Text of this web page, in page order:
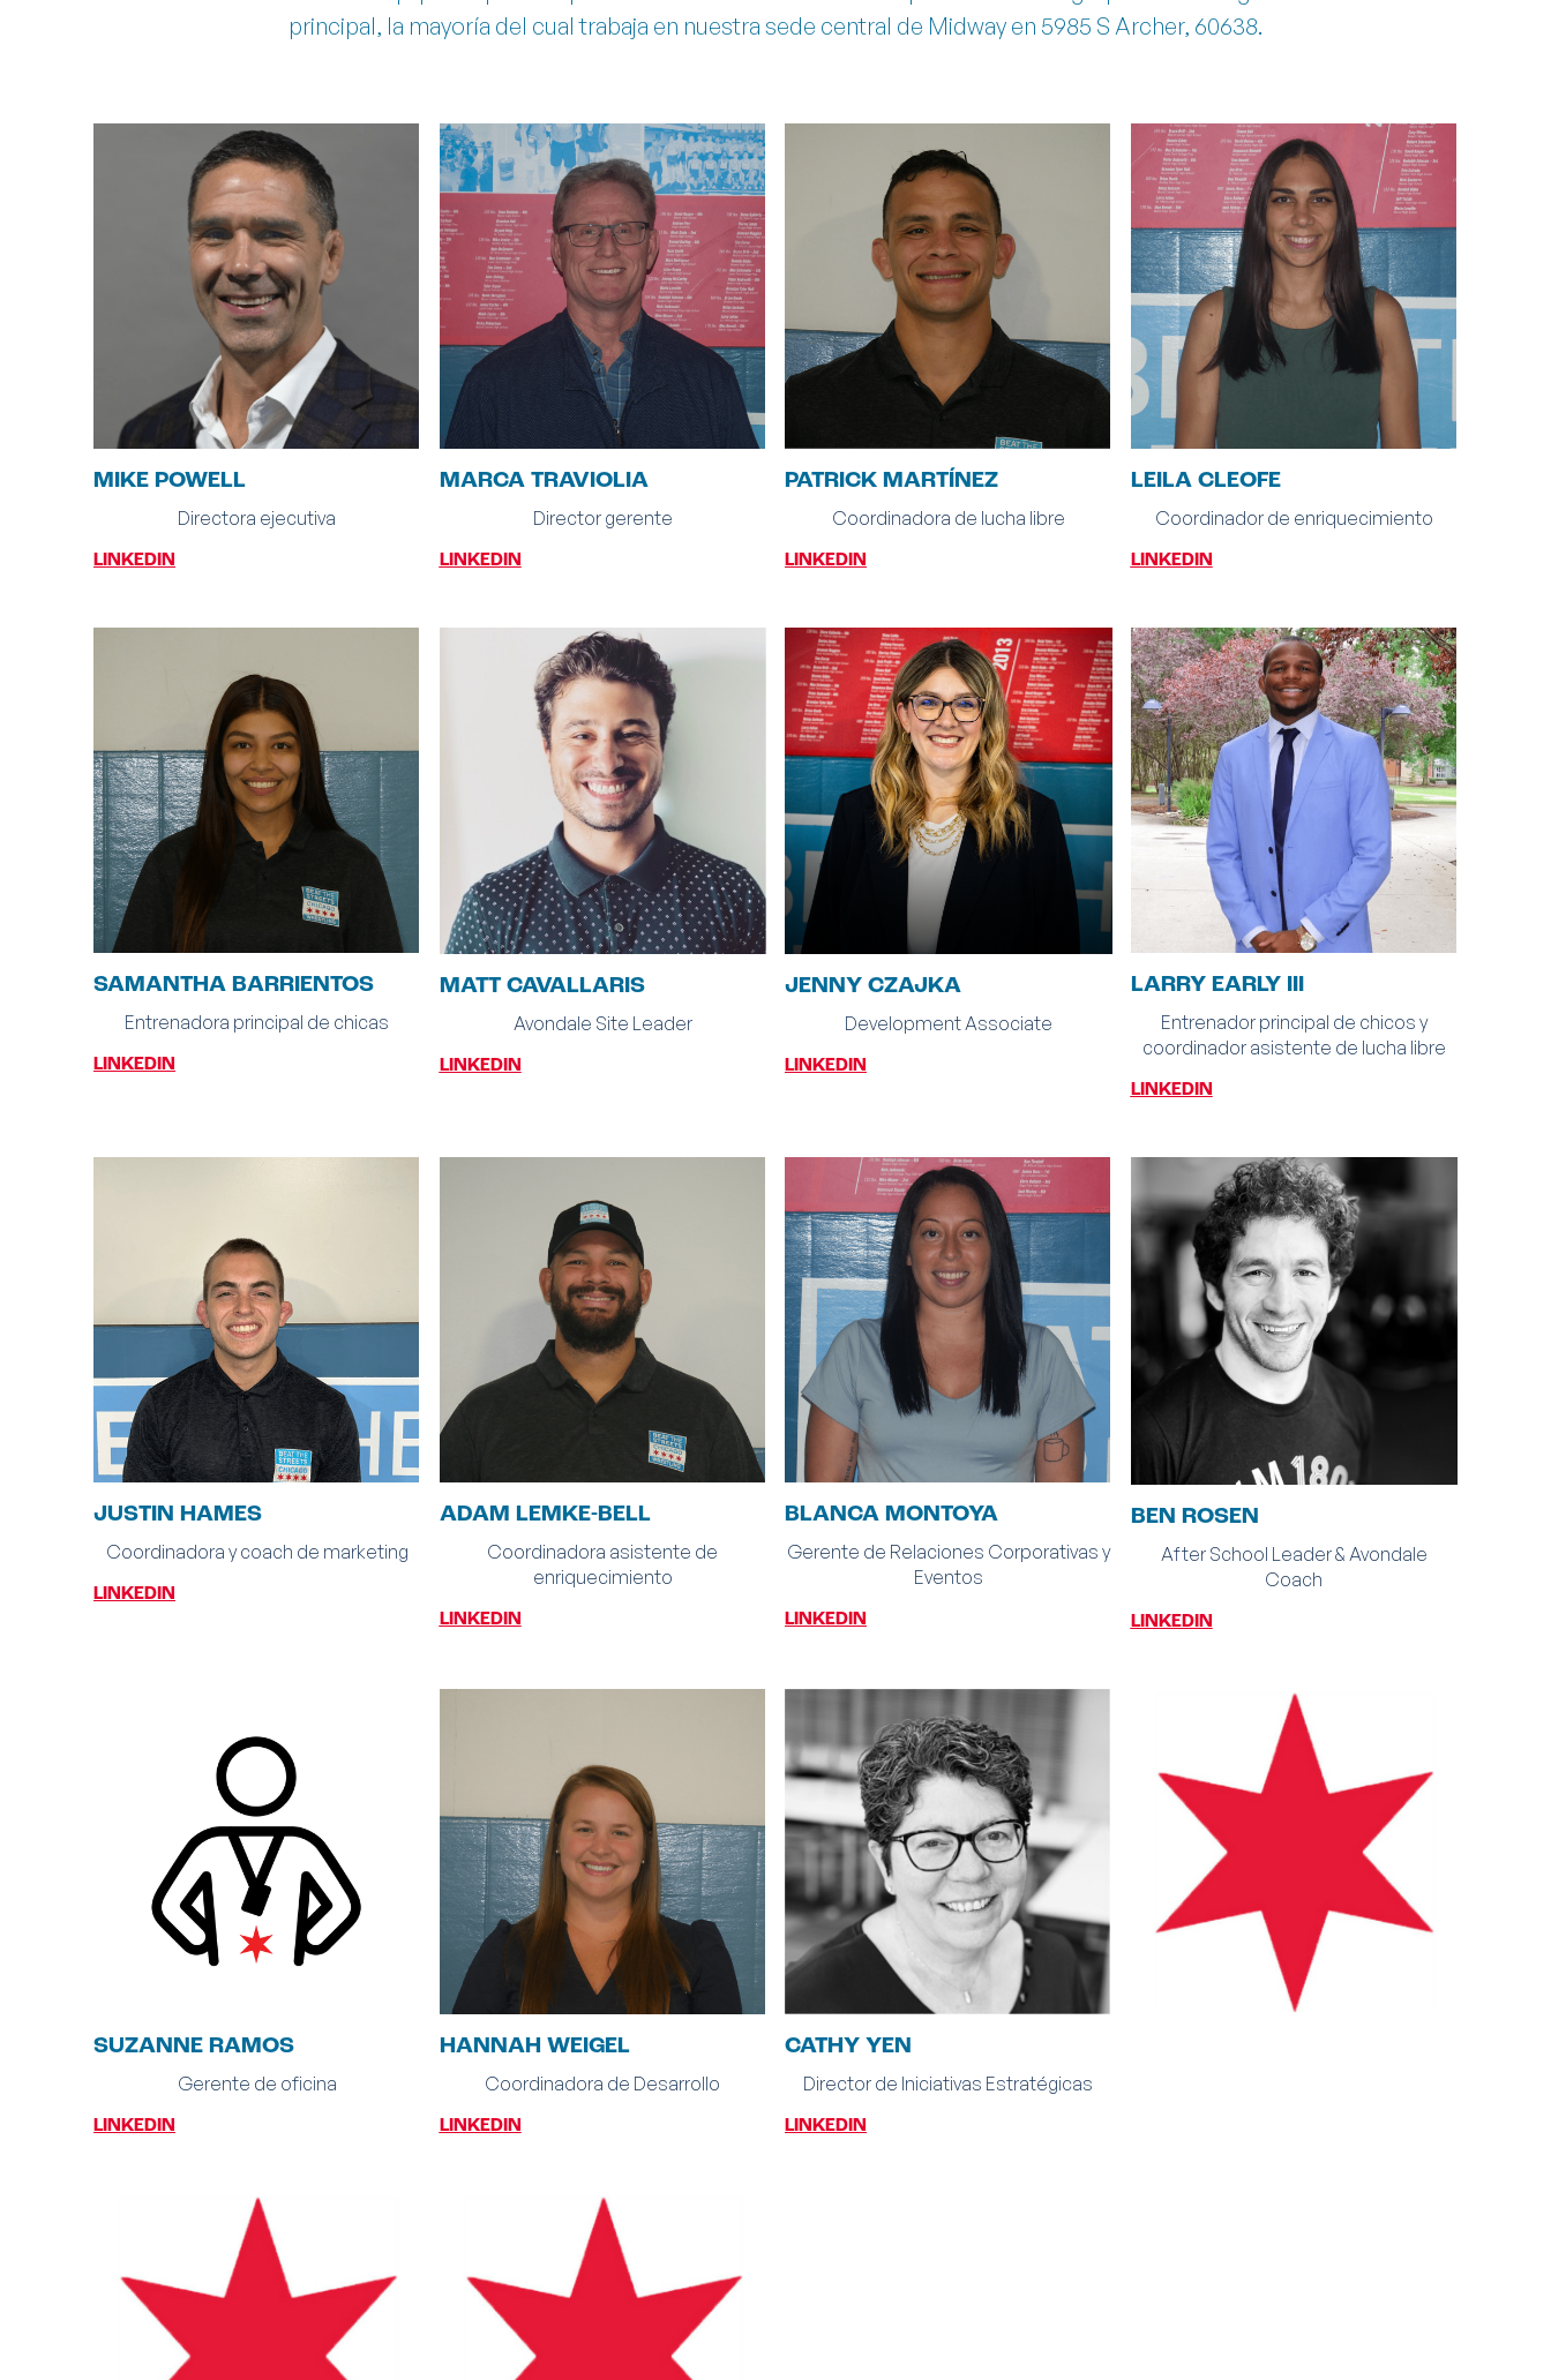
principal, la mayoría del cual trabaja en nuestra sede central de Midway en 5985 S Archer, 60638.
MIKE POWELL
Directora ejecutiva
LINKEDIN
MARCA TRAVIOLIA
Director gerente
LINKEDIN
PATRICK MARTÍNEZ
Coordinadora de lucha libre
LINKEDIN
LEILA CLEOFE
Coordinador de enriquecimiento
LINKEDIN
SAMANTHA BARRIENTOS
Entrenadora principal de chicas
LINKEDIN
MATT CAVALLARIS
Avondale Site Leader
LINKEDIN
JENNY CZAJKA
Development Associate
LINKEDIN
LARRY EARLY III
Entrenador principal de chicos y
coordinador asistente de lucha libre
LINKEDIN
JUSTIN HAMES
Coordinadora y coach de marketing
LINKEDIN
ADAM LEMKE-BELL
Coordinadora asistente de
enriquecimiento
LINKEDIN
BLANCA MONTOYA
Gerente de Relaciones Corporativas y
Eventos
LINKEDIN
BEN ROSEN
After School Leader & Avondale
Coach
LINKEDIN
SUZANNE RAMOS
Gerente de oficina
LINKEDIN
HANNAH WEIGEL
Coordinadora de Desarrollo
LINKEDIN
CATHY YEN
Director de Iniciativas Estratégicas
LINKEDIN